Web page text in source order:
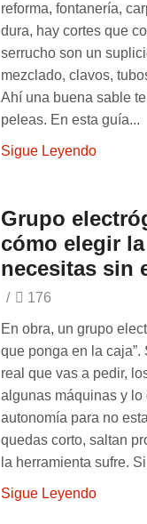
reforma, fontanería,
dura, hay cortes que
serrucho son un
mezclado, clavos,
Ahí una buena sable
peleas. En esta guía...
Sigue Leyendo
Grupo
cómo elegir
necesitas sin
/ 176
En obra, un grupo
que ponga en la
real que vas a pedir,
algunas máquinas y lo
autonomía para no
quedas corto, saltan
la herramienta sufre.
Sigue Leyendo